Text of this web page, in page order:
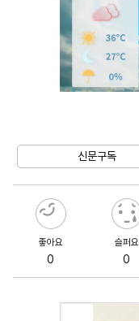
신문구독
좋아요
0
슬퍼요
0